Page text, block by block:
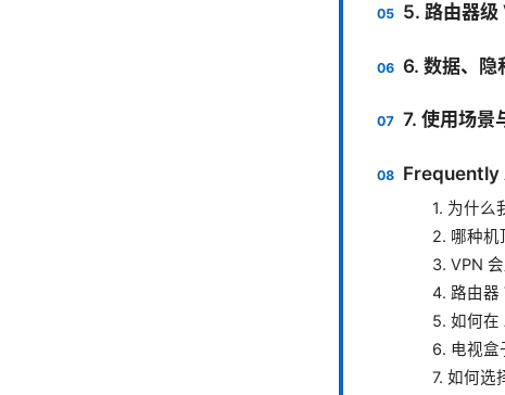
5. 路由器级
6. 数据、隐
7. 使用场景
Frequently
1. 为什么
2. 哪种机
3. VPN
4. 路由器
5. 如何在
6. 电视盒
7. 如何选